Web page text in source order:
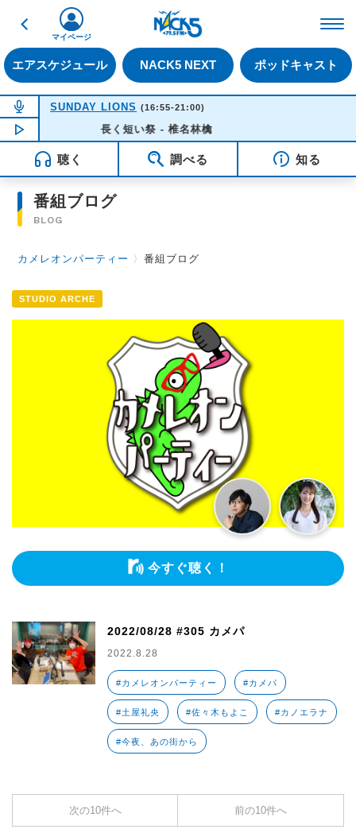
戻る
エアスケジュール NACK5 NEXT ポッドキャスト
マイページ
NOW ON AIR
SUNDAY LIONS (16:55-21:00)
NOW PLAYING 16:35
長く短い祭 - 椎名林檎
聴く 調べる 知る
番組ブログ
BLOG
カメレオンパーティー 〉番組ブログ
STUDIO ARCHE
今すぐ聴く！
2022/08/28 #305 カメパ
2022.8.28
#カメレオンパーティー #カメパ
#土屋礼央 #佐々木もよこ #カノエラナ
#今夜、あの街から
次の10件へ 前の10件へ